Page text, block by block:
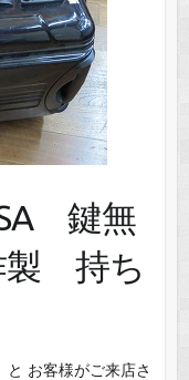
鍵無
製 持ち
と お客様がご来店さ